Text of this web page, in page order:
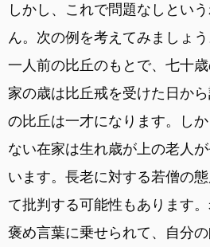
しかし、これで問題なしとい
ん。次の例を考えてみましょ
一人前の比丘のもとで、七十
家の歳は比丘戒を受けた日か
の比丘は一才になります。し
ない在家は生れ歳が上の老人
います。長老に対する若僧の
て批判する可能性もあります
褒め言葉に乗せられて、自分